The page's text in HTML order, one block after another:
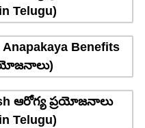
Telugu)
Benefits
ఆరోగ్య ప్రయోజనాలు
Telugu)